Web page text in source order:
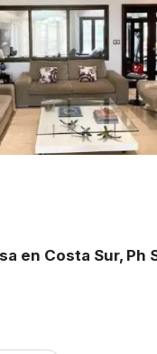
en Costa Sur, Ph